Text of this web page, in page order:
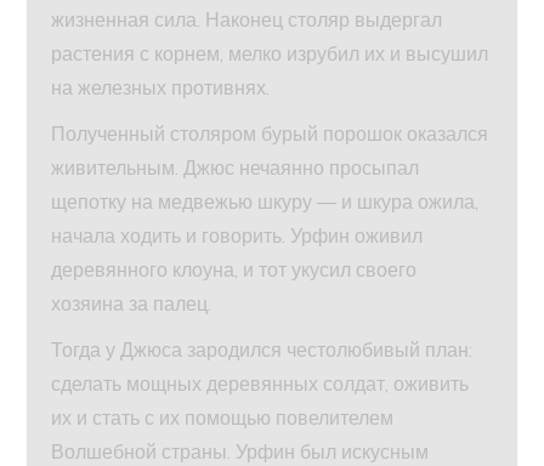
жизненная сила. Наконец столяр выдергал
растения с корнем, мелко изрубил их и высушил
на железных противнях.
Полученный столяром бурый порошок оказался
живительным. Джюс нечаянно просыпал
щепотку на медвежью шкуру — и шкура ожила,
начала ходить и говорить. Урфин оживил
деревянного клоуна, и тот укусил своего
хозяина за палец.
Тогда у Джюса зародился честолюбивый план:
сделать мощных деревянных солдат, оживить
их и стать с их помощью повелителем
Волшебной страны. Урфин был искусным